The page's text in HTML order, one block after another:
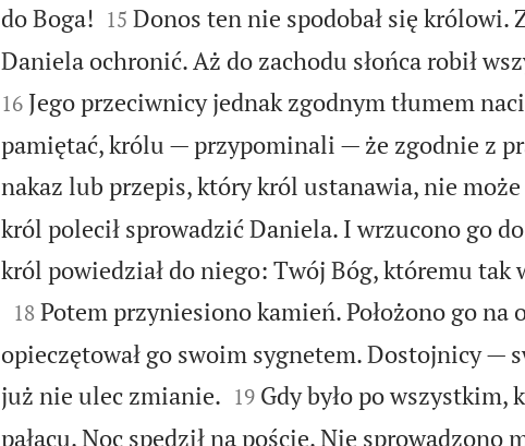
do Boga!
15 Donos ten nie spodobał się królowi.
Daniela ochronić. Aż do zachodu słońca robił
16 Jego przeciwnicy jednak zgodnym tłumem
pamiętać, królu — przypominali — że zgodnie z
nakaz lub przepis, który król ustanawia, nie
król polecił sprowadzić Daniela. I wrzucono go
król powiedział do niego: Twój Bóg, któremu tak

18 Potem przyniesiono kamień. Położono go na
opieczętował go swoim sygnetem. Dostojnicy —
już nie ulec zmianie.
19 Gdy było po wszystkim,
pałacu. Noc spędził na poście. Nie sprowadzono